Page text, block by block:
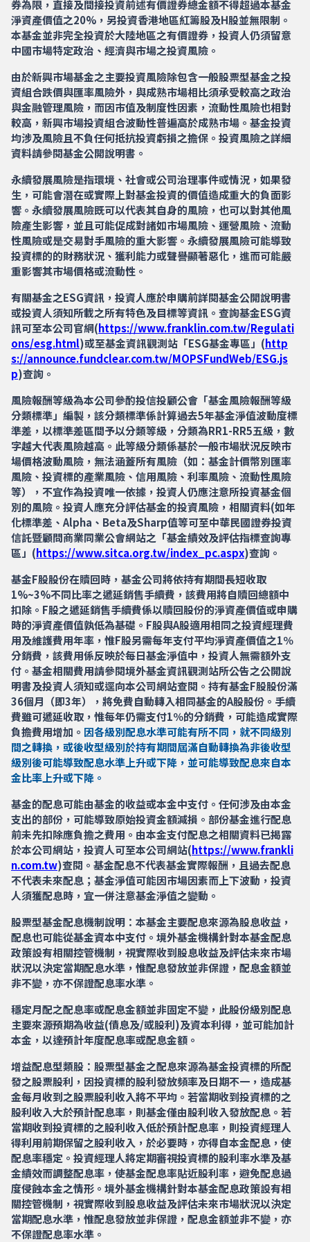
券為限，直接及間接投資前述有價證券總金額不得超過本基金
淨資產價值之20%，另投資香港地區紅籌股及H股並無限制。
本基金並非完全投資於大陸地區之有價證券，投資人仍須留意
中國市場特定政治、經濟與市場之投資風險。
由於新興市場基金之主要投資風險除包含一般股票型基金之投
資組合跌價與匯率風險外，與成熟市場相比須承受較高之政治
與金融管理風險，而因市值及制度性因素，流動性風險也相對
較高，新興市場投資組合波動性普遍高於成熟市場。基金投資
均涉及風險且不負任何抵抗投資虧損之擔保。投資風險之詳細
資料請參閱基金公開說明書。
永續發展風險是指環境、社會或公司治理事件或情況，如果發
生，可能會潛在或實際上對基金投資的價值造成重大的負面影
響。永續發展風險既可以代表其自身的風險，也可以對其他風
險產生影響，並且可能促成對諸如市場風險、運營風險、流動
性風險或是交易對手風險的重大影響。永續發展風險可能導致
投資標的的財務狀況、獲利能力或聲譽顯著惡化，進而可能嚴
重影響其市場價格或流動性。
有關基金之ESG資訊，投資人應於申購前詳閱基金公開說明書
或投資人須知所載之所有特色及目標等資訊。查詢基金ESG資
訊可至本公司官網(https://www.franklin.com.tw/Regulati
ons/esg.html)或至基金資訊觀測站「ESG基金專區」(http
s://announce.fundclear.com.tw/MOPSFundWeb/ESG.js
p)查詢。
風險報酬等級為本公司參酌投信投顧公會「基金風險報酬等級
分類標準」編製，該分類標準係計算過去5年基金淨值波動度標
準差，以標準差區間予以分類等級，分類為RR1-RR5五級，數
字越大代表風險越高。此等級分類係基於一般市場狀況反映市
場價格波動風險，無法涵蓋所有風險（如：基金計價幣別匯率
風險、投資標的產業風險、信用風險、利率風險、流動性風險
等），不宜作為投資唯一依據，投資人仍應注意所投資基金個
別的風險。投資人應充分評估基金的投資風險，相關資料(如年
化標準差、Alpha、Beta及Sharp值等可至中華民國證券投資
信託暨顧問商業同業公會網站之「基金績效及評估指標查詢專
區」(https://www.sitca.org.tw/index_pc.aspx)查詢。
基金F股股份在贖回時，基金公司將依持有期間長短收取
1%~3%不同比率之遞延銷售手續費，該費用將自贖回總額中
扣除。F股之遞延銷售手續費係以贖回股份的淨資產價值或申購
時的淨資產價值孰低為基礎。F股與A股適用相同之投資經理費
用及維護費用年率，惟F股另需每年支付平均淨資產價值之1％
分銷費，該費用係反映於每日基金淨值中，投資人無需額外支
付。基金相關費用請參閱境外基金資訊觀測站所公告之公開說
明書及投資人須知或逕向本公司網站查閱。持有基金F股股份滿
36個月（即3年），將免費自動轉入相同基金的A股股份。手續
費雖可遞延收取，惟每年仍需支付1％的分銷費，可能造成實際
負擔費用增加。 因各級別配息水準可能有所不同，就不同級別
間之轉換，或後收型級別於持有期間屆滿自動轉換為非後收型
級別後可能導致配息水準上升或下降，並可能導致配息來自本
金比率上升或下降。
基金的配息可能由基金的收益或本金中支付。任何涉及由本金
支出的部份，可能導致原始投資金額減損。部份基金進行配息
前未先扣除應負擔之費用。由本金支付配息之相關資料已揭露
於本公司網站，投資人可至本公司網站(https://www.frankli
n.com.tw)查閱。基金配息不代表基金實際報酬，且過去配息
不代表未來配息；基金淨值可能因市場因素而上下波動，投資
人須獲配息時，宜一併注意基金淨值之變動。
股票型基金配息機制說明：本基金主要配息來源為股息收益，
配息也可能從基金資本中支付。境外基金機構針對本基金配息
政策設有相關控管機制，視實際收到股息收益及評估未來市場
狀況以決定當期配息水準，惟配息發放並非保證，配息金額並
非不變，亦不保證配息率水準。
穩定月配之配息率或配息金額並非固定不變，此股份級別配息
主要來源預期為收益(債息及/或股利)及資本利得，並可能加計
本金，以達預計年度配息率或配息金額。
增益配息型類股：股票型基金之配息來源為基金投資標的所配
發之股票股利，因投資標的股利發放頻率及日期不一，造成基
金每月收到之股票股利收入將不平均。若當期收到投資標的之
股利收入大於預計配息率，則基金僅由股利收入發放配息。若
當期收到投資標的之股利收入低於預計配息率，則投資經理人
得利用前期保留之股利收入，於必要時，亦得自本金配息，使
配息率穩定。投資經理人將定期審視投資標的股利率水準及基
金績效而調整配息率，使基金配息率貼近股利率，避免配息過
度侵蝕本金之情形。境外基金機構針對本基金配息政策設有相
關控管機制，視實際收到股息收益及評估未來市場狀況以決定
當期配息水準，惟配息發放並非保證，配息金額並非不變，亦
不保證配息率水準。